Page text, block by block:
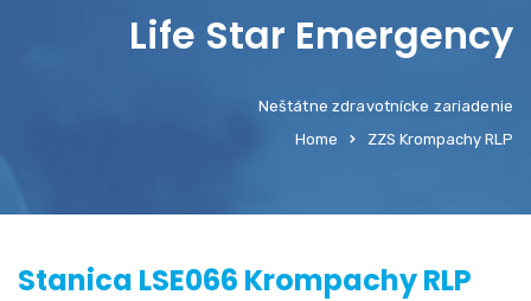
Life Star Emergency
Neštátne zdravotnícke zariadenie
Home
ZZS Krompachy RLP
Stanica LSE066 Krompachy RLP